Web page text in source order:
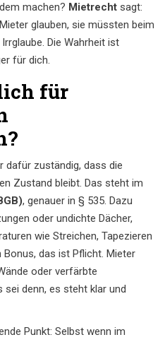
machen? Mietrecht sagt:
glauben, sie müssten beim
Die Wahrheit ist
für dich.
für
dafür zuständig, dass die
Zustand bleibt. Das steht im
, genauer in § 535. Dazu
oder undichte Dächer,
wie Streichen, Tapezieren
Bonus, das ist Pflicht. Mieter
oder verfärbte
denn, es steht klar und
Punkt: Selbst wenn im